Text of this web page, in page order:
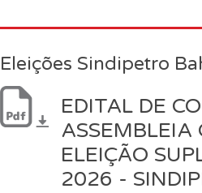
Eleições Sindipetro
EDITAL DE
ASSEMBLEIA
ELEIÇÃO
2026 -